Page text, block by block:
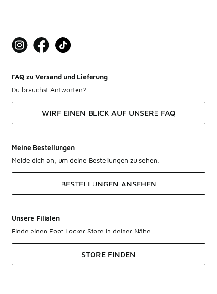
FAQ zu Versand und Lieferung
Du brauchst Antworten?
WIRF EINEN BLICK AUF UNSERE FAQ
Meine Bestellungen
Melde dich an, um deine Bestellungen zu sehen.
BESTELLUNGEN ANSEHEN
Unsere Filialen
Finde einen Foot Locker Store in deiner Nähe.
STORE FINDEN